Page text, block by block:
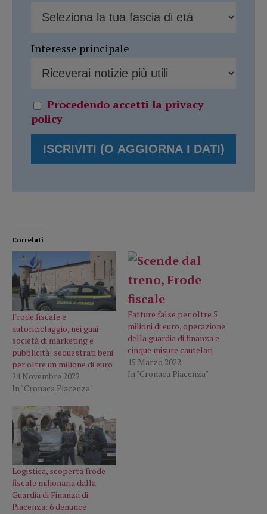
Interesse principale
Procedendo accetti la privacy
policy
Correlati
Frode fiscale e
autoriciclaggio, nei guai
società di marketing e
pubblicità: sequestrati beni
per oltre un milione di euro
24 Novembre 2022
In "Cronaca Piacenza"
Fatture false per oltre 5
milioni di euro, operazione
della guardia di finanza e
cinque misure cautelari
15 Marzo 2022
In "Cronaca Piacenza"
Logistica, scoperta frode
fiscale milionaria dalla
Guardia di Finanza di
Piacenza: 6 denunce